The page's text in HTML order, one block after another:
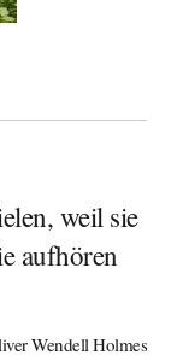
weil sie
aufhören
Wendell Holmes